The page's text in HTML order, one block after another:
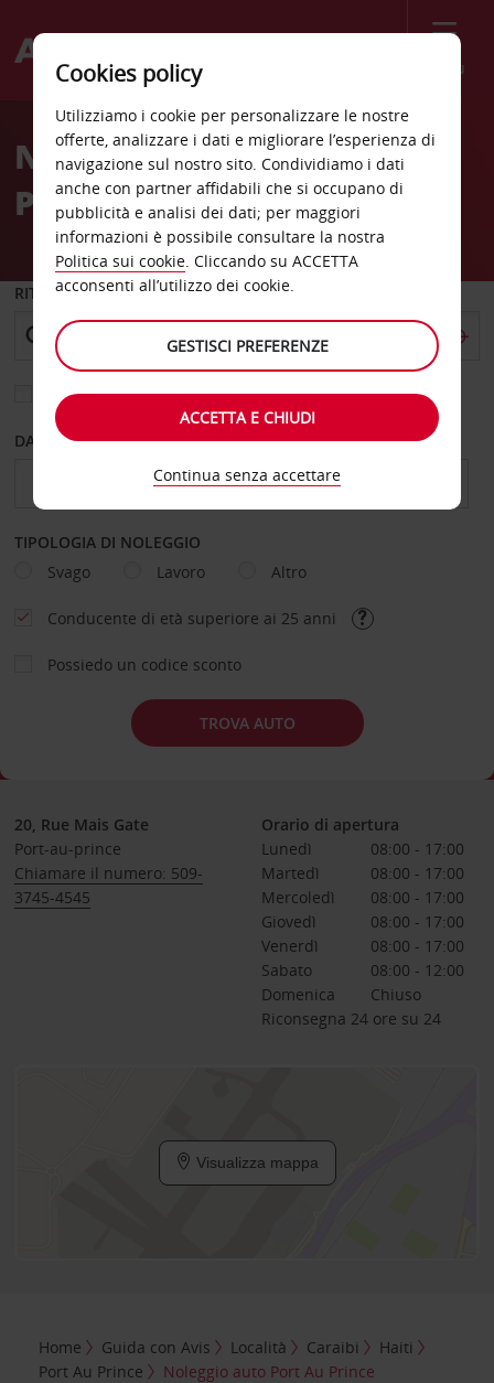
Menù
Welcome
AvisNoleggio auto Port Au
Prince
RITIRO DA
Scegli una località di riconsegna diversa
DAL GIORNO AL GIORNO
TIPOLOGIA DI NOLEGGIO
Svago
Lavoro Altro
Conducente di età superiore ai 25 anni
Possiedo un codice sconto
TROVA AUTO
20, Rue Mais Gate
Port-au-prince
Chiamare il numero: 509-
3745-4545
Orario di apertura
Lunedì
08:00 - 17:00
Martedì
08:00 - 17:00
Mercoledì
08:00 - 17:00
Giovedì
08:00 - 17:00
Venerdì
08:00 - 17:00
Sabato
08:00 - 12:00
Domenica
Chiuso
Riconsegna 24 ore su 24
Visualizza mappa
Home Guida con Avis Località Caraibi
Haiti
Port Au Prince
Noleggio auto Port Au Prince
Cookies policy
Utilizziamo i cookie per personalizzare le nostre
offerte, analizzare i dati e migliorare l’esperienza di
navigazione sul nostro sito. Condividiamo i dati
anche con partner affidabili che si occupano di
pubblicità e analisi dei dati; per maggiori
informazioni è possibile consultare la nostra
Politica sui cookie. Cliccando su ACCETTA
acconsenti all’utilizzo dei cookie.
GESTISCI PREFERENZE
ACCETTA E CHIUDI
Continua senza accettare